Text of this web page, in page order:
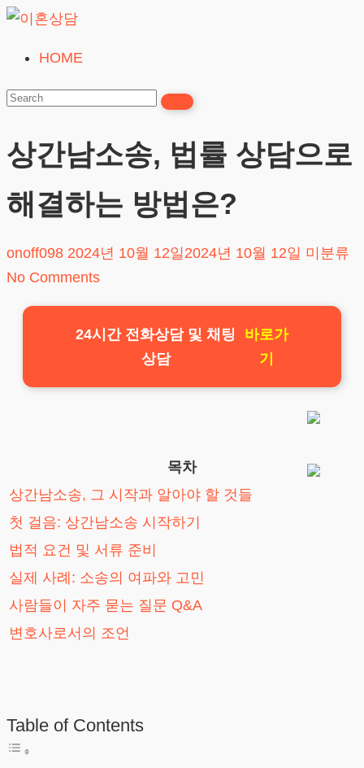
Skip
content
혼
담
24시간365일
HOME
상간남소송, 법률 상담으로
해결하는 방법은?
onoff098 2024년 10월 12일 2024년 10월 12일 미분류
No Comments
24시간 전화상담 및 채팅
상담
바로가
기
목차
상간남소송, 그 시작과 알아야 할 것들
첫 걸음: 상간남소송 시작하기
법적 요건 및 서류 준비
실제 사례: 소송의 여파와 고민
사람들이 자주 묻는 질문 Q&A
변호사로서의 조언
Table of Contents